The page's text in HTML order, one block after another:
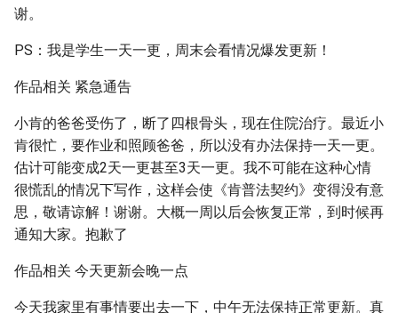
谢。
PS：我是学生一天一更，周末会看情况爆发更新！
作品相关 紧急通告
小肯的爸爸受伤了，断了四根骨头，现在住院治疗。最近小
肯很忙，要作业和照顾爸爸，所以没有办法保持一天一更。
估计可能变成2天一更甚至3天一更。我不可能在这种心情
很慌乱的情况下写作，这样会使《肯普法契约》变得没有意
思，敬请谅解！谢谢。大概一周以后会恢复正常，到时候再
通知大家。抱歉了
作品相关 今天更新会晚一点
今天我家里有事情要出去一下，中午无法保持正常更新。真